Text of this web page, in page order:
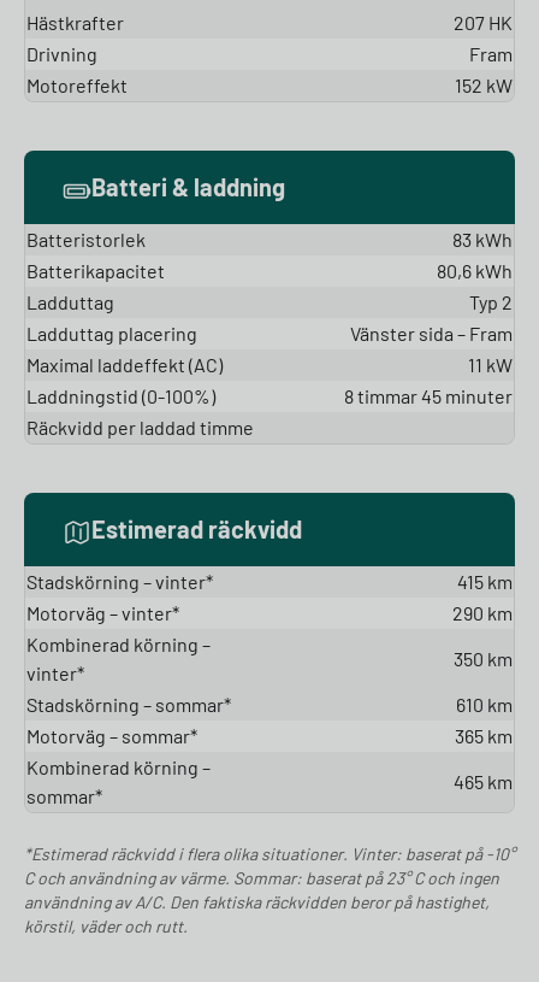
Hästkrafter
207 HK
Drivning
Fram
Motoreffekt
152 kW
Batteri & laddning
Batteristorlek
83 kWh
Batterikapacitet
80,6 kWh
Ladduttag
Typ 2
Ladduttag placering
Vänster sida – Fram
Maximal laddeffekt (AC)
11 kW
Laddningstid (0-100%)
8 timmar 45 minuter
Räckvidd per laddad timme
Estimerad räckvidd
Stadskörning – vinter*
415 km
Motorväg – vinter*
290 km
Kombinerad körning –
vinter*
350 km
Stadskörning – sommar*
610 km
Motorväg – sommar*
365 km
Kombinerad körning –
sommar*
465 km
*Estimerad räckvidd i flera olika situationer. Vinter: baserat på -10°
C och användning av värme. Sommar: baserat på 23° C och ingen
användning av A/C. Den faktiska räckvidden beror på hastighet,
körstil, väder och rutt.